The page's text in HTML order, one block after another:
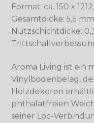
Format: ca. 150 x
Gesamtdicke: 5,5 mm
Nutzschichtdicke:
Aroma Living ist ein
Vinylbodenbelag,
Holzdekoren
phthalatfreien
seiner Loc-